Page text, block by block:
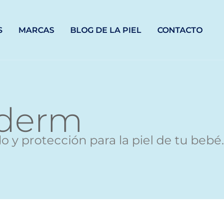
MARCAS BLOG DE LA PIEL CONTACTO
y protección para la piel de tu bebé.